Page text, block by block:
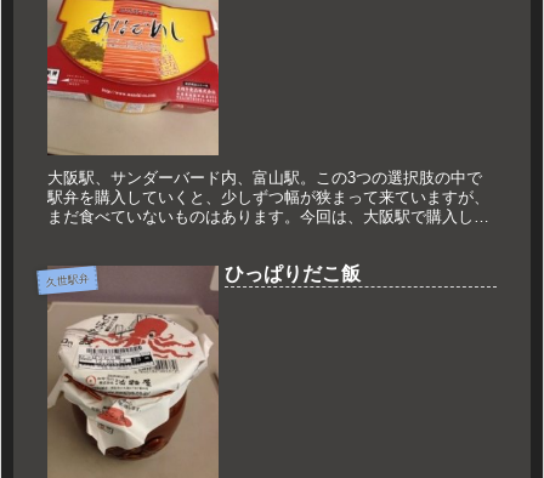
大阪駅、サンダーバード内、富山駅。この3つの選択肢の中で
駅弁を購入していくと、少しずつ幅が狭まって来ていますが、
まだ食べていないものはあります。今回は、大阪駅で購入した
久世駅弁 ひっぱりだこ飯